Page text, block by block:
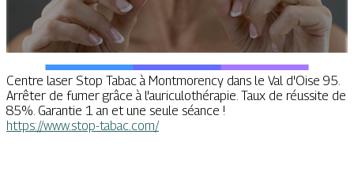
Centre laser Stop Tabac à Montmorency dans le Val d'Oise 95.
Arrêter de fumer grâce à l'auriculothérapie. Taux de réussite de
85%. Garantie 1 an et une seule séance !
https://www.stop-tabac.com/